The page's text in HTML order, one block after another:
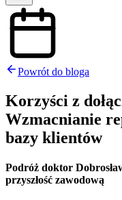
Powrót do bloga
Korzyści z
Wzmacnianie
bazy klientów
Podróż doktor
przyszłość zawodową